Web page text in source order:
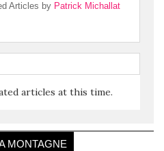
Articles by Patrick Michallat
articles at this time.
MONTAGNE